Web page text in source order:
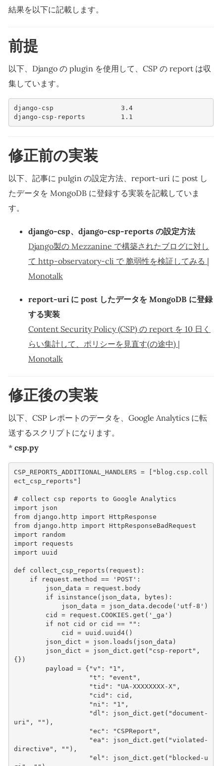
結果を以下に記載します。
前提
以下、Django の plugin を使用して、CSP の report は収
集しています。
django-csp                 3.4
django-csp-reports         1.1
修正前の実装
以下、記事に pulgin の設定方法、report-uri に post し
たデータを MongoDB に登録する実装を記載していま
す。
django-csp、django-csp-reports の設定方法
Django製の Mezzanine で構築されたブログに対し
て http-observatory-cli で 脆弱性を検証してみる |
Monotalk
report-uri に post したデータを MongoDB に登録
する実装
Content Security Policy (CSP) の report を 10 日く
らい集計して、ポリシーを見直す(の途中) |
Monotalk
修正後の実装
以下、CSP レポートのデータを、Google Analytics に転
送するスクリプトになります。
* csp.py
CSP_REPORTS_ADDITIONAL_HANDLERS = [ "blog.csp.coll
ect_csp_reports" ]
# collect csp reports to Google Analytics
import
json
from django.http import HttpResponse
from django.http import HttpResponseBadRequest
import
random
import
requests
import
uuid
def collect_csp_reports ( request ):
if
request . method == 'POST' :
json_data = request . body
if
isinstance ( json_data , bytes ):
json_data = json_data . decode ( 'utf-8' )
cid
= request . COOKIES . get ( '_ga' )
if
not cid or cid == "" :
cid
= uuid . uuid4()
json_dict = json . loads ( json_data )
json_dict = json_dict . get ( "csp-report" ,
{})
payload
= { "v" : "1" ,
"t" : "event" ,
"tid" : "UA-XXXXXXXX-X" ,
"cid" : cid ,
"ni" : "1" ,
"dl" : json_dict . get ( "document-
uri" , "" ),
"ec" : "CSPReport" ,
"ea" : json_dict . get ( "violated-
directive" , "" ),
"el" : json_dict . get ( "blocked-u